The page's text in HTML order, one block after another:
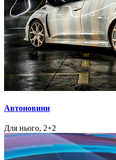
Автоновини
Для нього, 2+2